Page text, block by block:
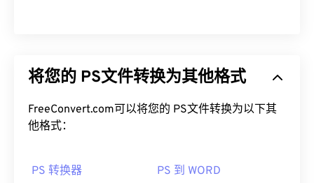
将您的 PS文件转换为其他格式
FreeConvert.com可以将您的 PS文件转换为以下其
他格式：
PS 转换器 PS 到 WORD